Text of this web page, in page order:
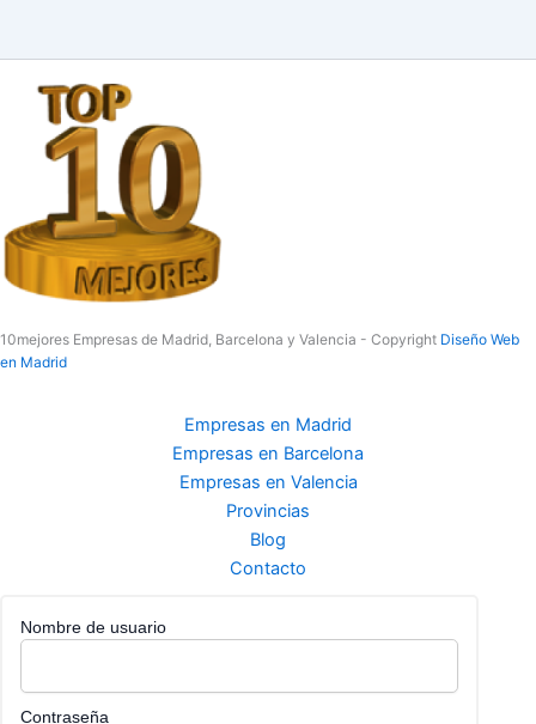
10mejores Empresas de Madrid, Barcelona y Valencia - Copyright Diseño Web
en Madrid
Empresas en Madrid
Empresas en Barcelona
Empresas en Valencia
Provincias
Blog
Contacto
Nombre de usuario
Contraseña